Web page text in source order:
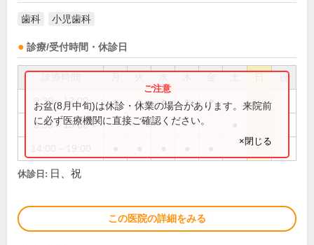
歯科 小児歯科
診療/受付時間・休診日
祝
9:30～12:00 ● ● ● ● ●
9:30～13:00
お盆(8月中旬)は休診・休業の場合があります。来院前
に必ず医療機関に直接ご確認ください。
×閉じる
休診日: 日、祝
この医院の詳細をみる